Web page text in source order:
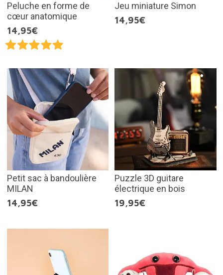
Peluche en forme de
cœur anatomique
14,95€
Jeu miniature Simon
14,95€
Petit sac à bandoulière
MILAN
14,95€
Puzzle 3D guitare
électrique en bois
19,95€